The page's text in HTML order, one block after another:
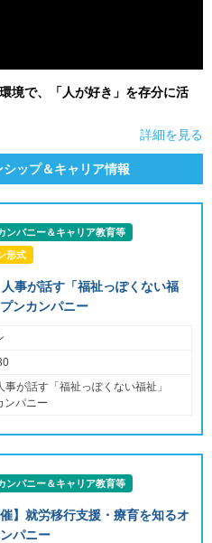
境で、「人が好き」を存分に活
詳細を見る
ップ＆キャリア情報
ンパニー＆キャリア教育等
形式
人事が話す「福祉っぽくない福
ンカンパニー
事が話す「福祉っぽくない福祉」
ンパニー
ンパニー＆キャリア教育等
催】就労移行支援・療育を知るオ
パニー